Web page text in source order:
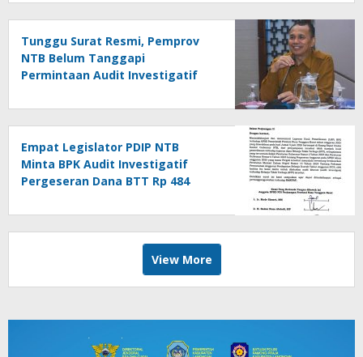
Tunggu Surat Resmi, Pemprov
NTB Belum Tanggapi
Permintaan Audit Investigatif
Empat Legislator PDIP NTB
Minta BPK Audit Investigatif
Pergeseran Dana BTT Rp 484
View More